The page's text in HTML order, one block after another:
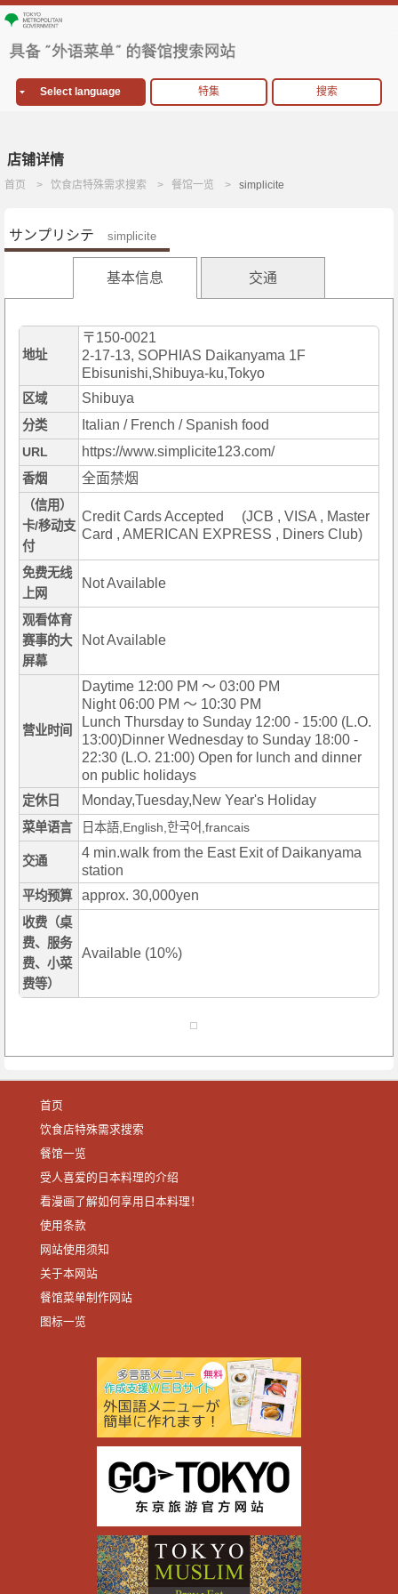
Select language 特集 搜索
店铺详情
首页 饮食店特殊需求搜索 餐馆一览 simplicite
サンプリシテ simplicite
基本信息 交通
地址
〒150-0021
2-17-13, SOPHIAS Daikanyama 1F
Ebisunishi,Shibuya-ku,Tokyo
区域 Shibuya
分类 Italian / French / Spanish food
URL https://www.simplicite123.com/
香烟 全面禁烟
（信用）
卡/移动支
付
Credit Cards Accepted (JCB , VISA , Master
Card , AMERICAN EXPRESS , Diners Club)
免费无线
上网
Not Available
观看体育
赛事的大
屏幕
Not Available
营业时间
Daytime 12:00 PM ～ 03:00 PM
Night 06:00 PM ～ 10:30 PM
Lunch Thursday to Sunday 12:00 - 15:00 (L.O.
13:00)Dinner Wednesday to Sunday 18:00 -
22:30 (L.O. 21:00) Open for lunch and dinner
on public holidays
定休日 Monday,Tuesday,New Year's Holiday
菜单语言 日本語,English,한국어,francais
交通
4 min.walk from the East Exit of Daikanyama
station
平均预算 approx. 30,000yen
收费（桌
费、服务
费、小菜
费等）
Available (10%)
首页
饮食店特殊需求搜索
餐馆一览
受人喜爱的日本料理的介绍
看漫画了解如何享用日本料理！
使用条款
网站使用须知
关于本网站
餐馆菜单制作网站
图标一览